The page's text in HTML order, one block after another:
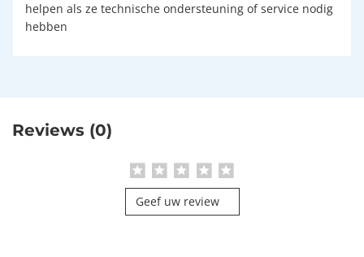
helpen als ze technische ondersteuning of service nodig
hebben
Reviews (0)
Geef uw review